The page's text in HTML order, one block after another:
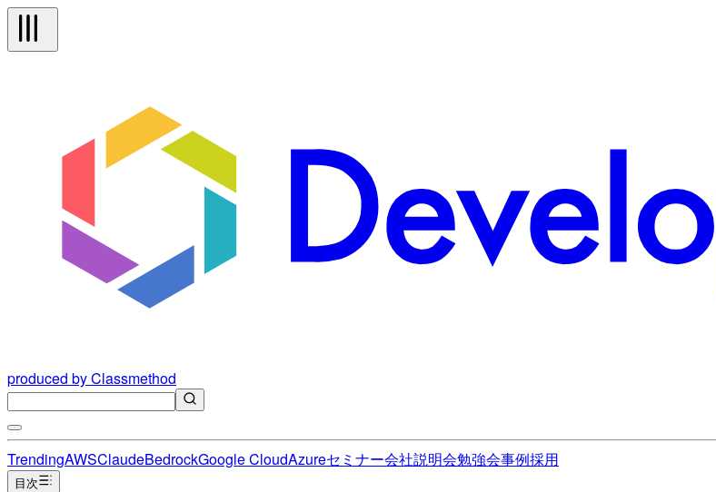
produced by Classmethod
TrendingAWSClaudeBedrockGoogle CloudAzureセミナー会社説明会勉強会事例採用
目次